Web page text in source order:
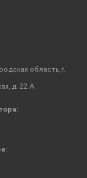
область, г.
д. 22 А